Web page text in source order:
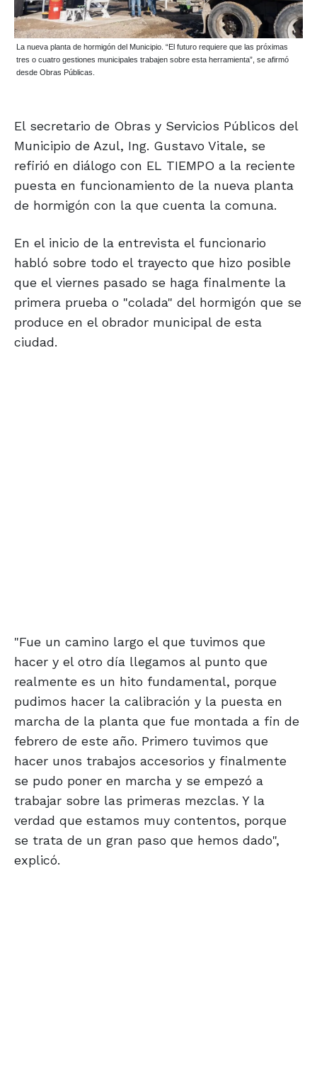
La nueva planta de hormigón del Municipio. “El futuro requiere que las próximas
tres o cuatro gestiones municipales trabajen sobre esta herramienta”, se afirmó
desde Obras Públicas.
El secretario de Obras y Servicios Públicos del
Municipio de Azul, Ing. Gustavo Vitale, se
refirió en diálogo con EL TIEMPO a la reciente
puesta en funcionamiento de la nueva planta
de hormigón con la que cuenta la comuna.
En el inicio de la entrevista el funcionario
habló sobre todo el trayecto que hizo posible
que el viernes pasado se haga finalmente la
primera prueba o "colada" del hormigón que se
produce en el obrador municipal de esta
ciudad.
"Fue un camino largo el que tuvimos que
hacer y el otro día llegamos al punto que
realmente es un hito fundamental, porque
pudimos hacer la calibración y la puesta en
marcha de la planta que fue montada a fin de
febrero de este año. Primero tuvimos que
hacer unos trabajos accesorios y finalmente
se pudo poner en marcha y se empezó a
trabajar sobre las primeras mezclas. Y la
verdad que estamos muy contentos, porque
se trata de un gran paso que hemos dado",
explicó.